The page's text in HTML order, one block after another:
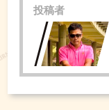
投稿者